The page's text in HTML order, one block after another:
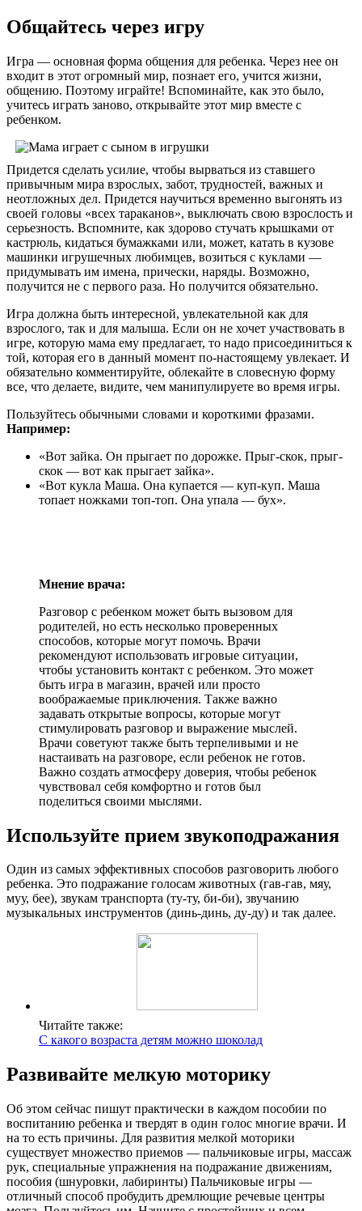
Общайтесь через игру
Игра — основная форма общения для ребенка. Через нее он
входит в этот огромный мир, познает его, учится жизни,
общению. Поэтому играйте! Вспоминайте, как это было,
учитесь играть заново, открывайте этот мир вместе с
ребенком.
Придется сделать усилие, чтобы вырваться из ставшего
привычным мира взрослых, забот, трудностей, важных и
неотложных дел. Придется научиться временно выгонять из
своей головы «всех тараканов», выключать свою взрослость и
серьезность. Вспомните, как здорово стучать крышками от
кастрюль, кидаться бумажками или, может, катать в кузове
машинки игрушечных любимцев, возиться с куклами —
придумывать им имена, прически, наряды. Возможно,
получится не с первого раза. Но получится обязательно.
Игра должна быть интересной, увлекательной как для
взрослого, так и для малыша. Если он не хочет участвовать в
игре, которую мама ему предлагает, то надо присоединиться к
той, которая его в данный момент по-настоящему увлекает. И
обязательно комментируйте, облекайте в словесную форму
все, что делаете, видите, чем манипулируете во время игры.
Пользуйтесь обычными словами и короткими фразами.
Например:
«Вот зайка. Он прыгает по дорожке. Прыг-скок, прыг-
скок — вот как прыгает зайка».
«Вот кукла Маша. Она купается — куп-куп. Маша
топает ножками топ-топ. Она упала — бух».
Мнение врача:
Разговор с ребенком может быть вызовом для
родителей, но есть несколько проверенных
способов, которые могут помочь. Врачи
рекомендуют использовать игровые ситуации,
чтобы установить контакт с ребенком. Это может
быть игра в магазин, врачей или просто
воображаемые приключения. Также важно
задавать открытые вопросы, которые могут
стимулировать разговор и выражение мыслей.
Врачи советуют также быть терпеливыми и не
настаивать на разговоре, если ребенок не готов.
Важно создать атмосферу доверия, чтобы ребенок
чувствовал себя комфортно и готов был
поделиться своими мыслями.
Используйте прием звукоподражания
Один из самых эффективных способов разговорить любого
ребенка. Это подражание голосам животных (гав-гав, мяу,
муу, бее), звукам транспорта (ту-ту, би-би), звучанию
музыкальных инструментов (динь-динь, ду-ду) и так далее.
Читайте также:
С какого возраста детям можно шоколад
Развивайте мелкую моторику
Об этом сейчас пишут практически в каждом пособии по
воспитанию ребенка и твердят в один голос многие врачи. И
на то есть причины. Для развития мелкой моторики
существует множество приемов — пальчиковые игры, массаж
рук, специальные упражнения на подражание движениям,
пособия (шнуровки, лабиринты) Пальчиковые игры —
отличный способ пробудить дремлющие речевые центры